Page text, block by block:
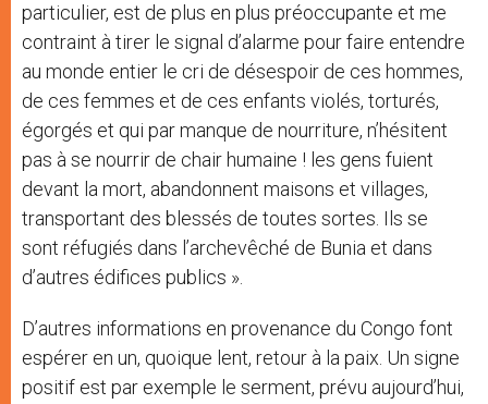
particulier, est de plus en plus préoccupante et me
contraint à tirer le signal d’alarme pour faire entendre
au monde entier le cri de désespoir de ces hommes,
de ces femmes et de ces enfants violés, torturés,
égorgés et qui par manque de nourriture, n’hésitent
pas à se nourrir de chair humaine ! les gens fuient
devant la mort, abandonnent maisons et villages,
transportant des blessés de toutes sortes. Ils se
sont réfugiés dans l’archevêché de Bunia et dans
d’autres édifices publics ».
D’autres informations en provenance du Congo font
espérer en un, quoique lent, retour à la paix. Un signe
positif est par exemple le serment, prévu aujourd’hui,